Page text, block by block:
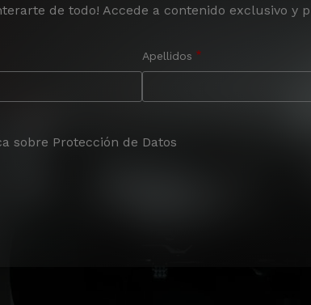
de todo! Accede a contenido exclusivo y
Apellidos
sobre Protección de Datos